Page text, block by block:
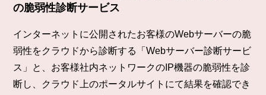
の脆弱性診断サービス
インターネットに公開されたお客様のWebサーバーの脆
弱性をクラウドから診断する「Webサーバー診断サービ
ス」と、お客様社内ネットワークのIP機器の脆弱性を診
断し、クラウド上のポータルサイトにて結果を確認でき